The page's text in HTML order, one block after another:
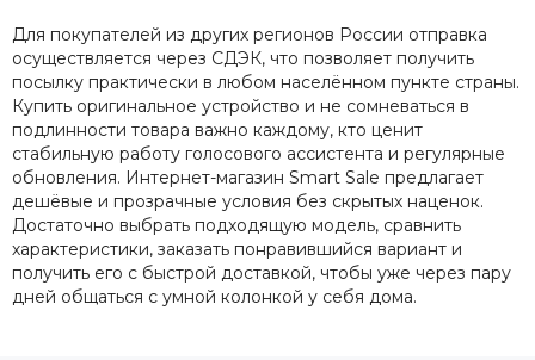
Для покупателей из других регионов России отправка
осуществляется через СДЭК, что позволяет получить
посылку практически в любом населённом пункте страны.
Купить оригинальное устройство и не сомневаться в
подлинности товара важно каждому, кто ценит
стабильную работу голосового ассистента и регулярные
обновления. Интернет-магазин Smart Sale предлагает
дешёвые и прозрачные условия без скрытых наценок.
Достаточно выбрать подходящую модель, сравнить
характеристики, заказать понравившийся вариант и
получить его с быстрой доставкой, чтобы уже через пару
дней общаться с умной колонкой у себя дома.